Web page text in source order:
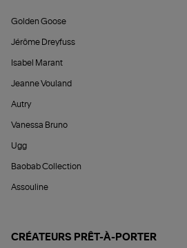
Golden Goose
Jérôme Dreyfuss
Isabel Marant
Jeanne Vouland
Autry
Vanessa Bruno
Ugg
Baobab Collection
Assouline
CRÉATEURS PRÊT-À-PORTER